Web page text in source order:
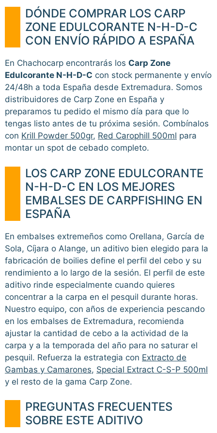
DÓNDE COMPRAR LOS CARP
ZONE EDULCORANTE N-H-D-C
CON ENVÍO RÁPIDO A ESPAÑA
En Chachocarp encontrarás los Carp Zone
Edulcorante N-H-D-C con stock permanente y envío
24/48h a toda España desde Extremadura. Somos
distribuidores de Carp Zone en España y
preparamos tu pedido el mismo día para que lo
tengas listo antes de tu próxima sesión. Combínalos
con Krill Powder 500gr, Red Carophill 500ml para
montar un spot de cebado completo.
LOS CARP ZONE EDULCORANTE
N-H-D-C EN LOS MEJORES
EMBALSES DE CARPFISHING EN
ESPAÑA
En embalses extremeños como Orellana, García de
Sola, Cíjara o Alange, un aditivo bien elegido para la
fabricación de boilies define el perfil del cebo y su
rendimiento a lo largo de la sesión. El perfil de este
aditivo rinde especialmente cuando quieres
concentrar a la carpa en el pesquil durante horas.
Nuestro equipo, con años de experiencia pescando
en los embalses de Extremadura, recomienda
ajustar la cantidad de cebo a la actividad de la
carpa y a la temporada del año para no saturar el
pesquil. Refuerza la estrategia con Extracto de
Gambas y Camarones, Special Extract C-S-P 500ml
y el resto de la gama Carp Zone.
PREGUNTAS FRECUENTES
SOBRE ESTE ADITIVO